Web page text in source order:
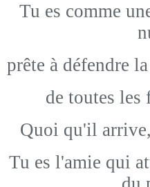
Tu es comme
prête à défendre
de toutes les
Quoi qu'il
Tu es l'amie qui